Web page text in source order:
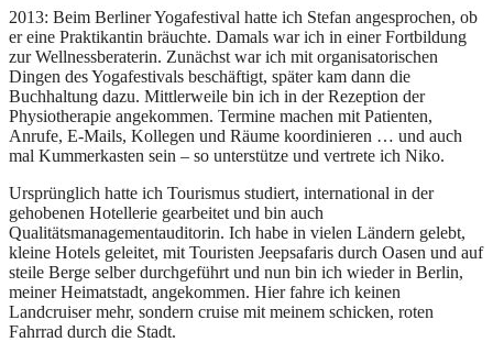
2013: Beim Berliner Yogafestival hatte ich Stefan angesprochen, ob
er eine Praktikantin bräuchte. Damals war ich in einer Fortbildung
zur Wellnessberaterin. Zunächst war ich mit organisatorischen
Dingen des Yogafestivals beschäftigt, später kam dann die
Buchhaltung dazu. Mittlerweile bin ich in der Rezeption der
Physiotherapie angekommen. Termine machen mit Patienten,
Anrufe, E-Mails, Kollegen und Räume koordinieren … und auch
mal Kummerkasten sein – so unterstütze und vertrete ich Niko.
Ursprünglich hatte ich Tourismus studiert, international in der
gehobenen Hotellerie gearbeitet und bin auch
Qualitätsmanagementauditorin. Ich habe in vielen Ländern gelebt,
kleine Hotels geleitet, mit Touristen Jeepsafaris durch Oasen und auf
steile Berge selber durchgeführt und nun bin ich wieder in Berlin,
meiner Heimatstadt, angekommen. Hier fahre ich keinen
Landcruiser mehr, sondern cruise mit meinem schicken, roten
Fahrrad durch die Stadt.